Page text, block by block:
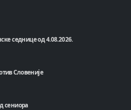
седнице од 4.08.2026.
Словеније
сениора